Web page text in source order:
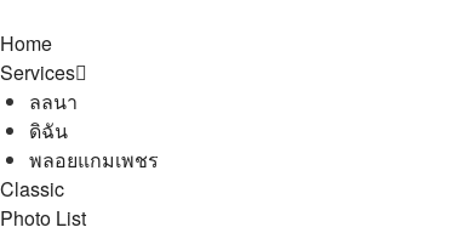
Home
Services
ลลนา
ดิฉัน
พลอยแกมเพชร
Classic
Photo List